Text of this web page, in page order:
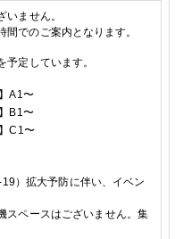
ません。
でのご案内となります。
予定しています。
A1〜
B1〜
C1〜
19）拡大予防に伴い、イベン
スペースはございません。集